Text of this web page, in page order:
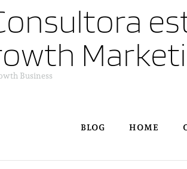
Business
BLOG HOME